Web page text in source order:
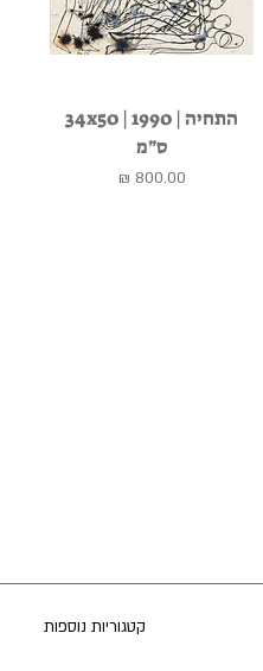
התחיה | 1990 | 34x50
ס״מ
מחיר
קטגוריות נוספות